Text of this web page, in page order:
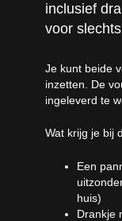
inclusief
voor
Je kunt beide
inzetten. De
ingeleverd te
Wat krijg je bij
Een
huis)
Drankje